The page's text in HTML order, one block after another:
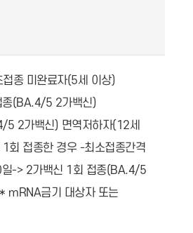
종 미완료자(5세 이상)
종(BA.4/5 2가백신)
2가백신) 면역저하자(12세
회 접종한 경우 -최소접종간격
-> 2가백신 1회 접종(BA.4/5
mRNA금기 대상자 또는